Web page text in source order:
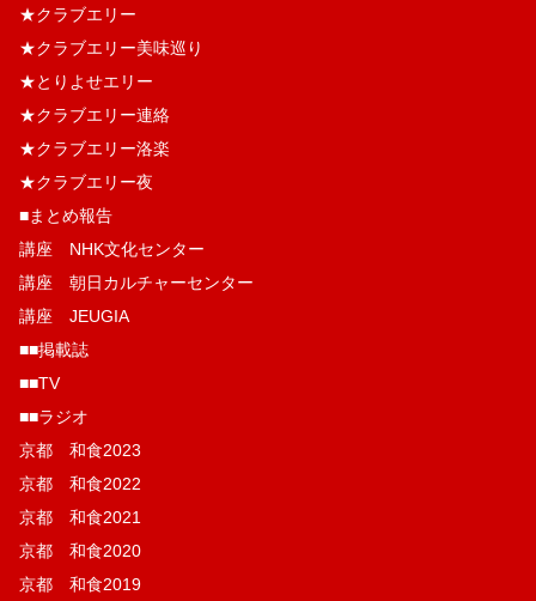
★クラブエリー
★クラブエリー美味巡り
★とりよせエリー
★クラブエリー連絡
★クラブエリー洛楽
★クラブエリー夜
■まとめ報告
講座 NHK文化センター
講座 朝日カルチャーセンター
講座 JEUGIA
■■掲載誌
■■TV
■■ラジオ
京都 和食2023
京都 和食2022
京都 和食2021
京都 和食2020
京都 和食2019